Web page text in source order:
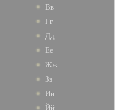
Вв
Гг
Дд
Ее
Жж
Зз
Ии
Йй